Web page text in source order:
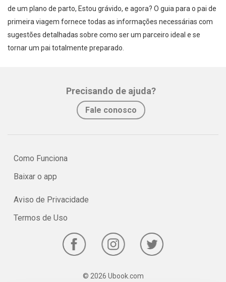
de um plano de parto, Estou grávido, e agora? O guia para o pai de
primeira viagem fornece todas as informações necessárias com
sugestões detalhadas sobre como ser um parceiro ideal e se
tornar um pai totalmente preparado.
Precisando de ajuda?
Fale conosco
Como Funciona
Baixar o app
Aviso de Privacidade
Termos de Uso
© 2026 Ubook.com